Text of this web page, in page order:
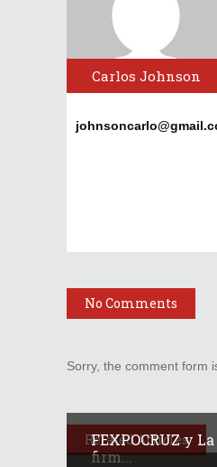
Carlos Johnson
No Comments
Sorry, the comment form
Related Articles
FEXPOCRUZ y
firm...